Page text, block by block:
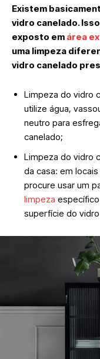
Existem
vidro canelado.
exposto em área
uma limpeza
vidro canelado
Limpeza do vidro
utilize água,
neutro para
canelado;
Limpeza do vidro
da casa: em
procure usar um
limpeza
superfície do